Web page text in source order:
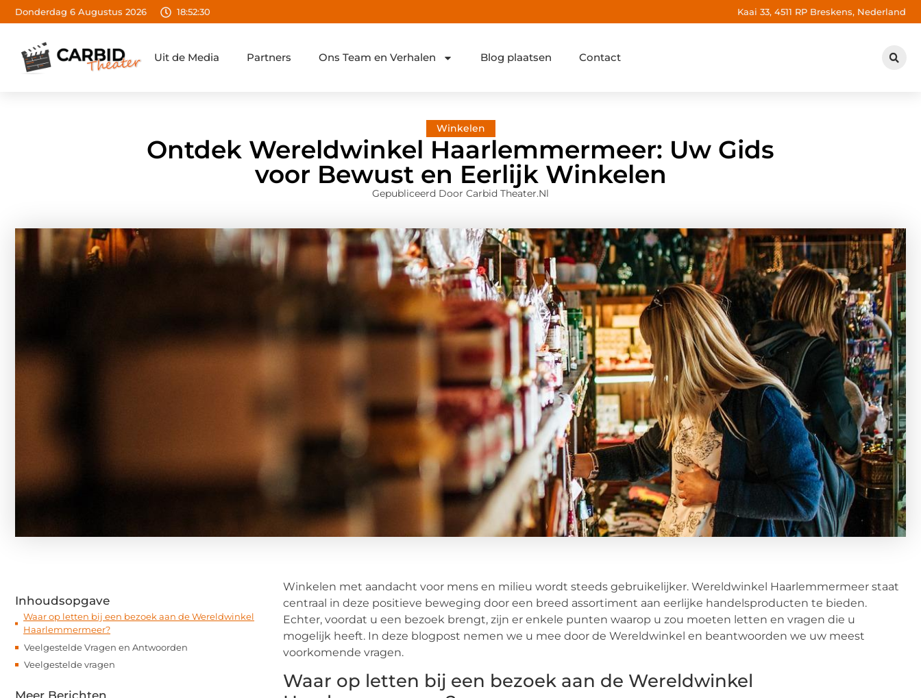
Donderdag 6 Augustus 2026 18:52:31 Kaai 33, 4511 RP Breskens, Nederland
Uit de Media Partners Ons Team en Verhalen Blog plaatsen Contact
Winkelen
Ontdek Wereldwinkel Haarlemmermeer: Uw Gids
voor Bewust en Eerlijk Winkelen
Gepubliceerd Door Carbid Theater.nl
Inhoudsopgave
Waar op letten bij een bezoek aan de Wereldwinkel
Haarlemmermeer?
Veelgestelde Vragen en Antwoorden
Veelgestelde vragen
Meer Berichten
Winkelen met aandacht voor mens en milieu wordt steeds gebruikelijker. Wereldwinkel Haarlemmermeer staat
centraal in deze positieve beweging door een breed assortiment aan eerlijke handelsproducten te bieden.
Echter, voordat u een bezoek brengt, zijn er enkele punten waarop u zou moeten letten en vragen die u
mogelijk heeft. In deze blogpost nemen we u mee door de Wereldwinkel en beantwoorden we uw meest
voorkomende vragen.
Waar op letten bij een bezoek aan de Wereldwinkel